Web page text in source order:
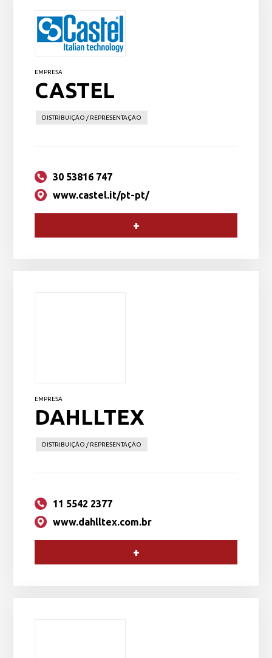
EMPRESA
CASTEL
DISTRIBUIÇÃO / REPRESENTAÇÃO
30 53816 747
www.castel.it/pt-pt/
+
EMPRESA
DAHLLTEX
DISTRIBUIÇÃO / REPRESENTAÇÃO
11 5542 2377
www.dahlltex.com.br
+